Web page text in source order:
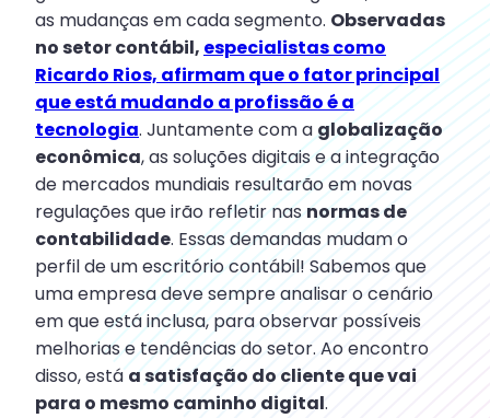
as mudanças em cada segmento. Observadas
no setor contábil, especialistas como
Ricardo Rios, afirmam que o fator principal
que está mudando a profissão é a
tecnologia. Juntamente com aglobalização
econômica, as soluções digitais e a integração
de mercados mundiais resultarão em novas
regulações que irão refletir nas normas de
contabilidade. Essas demandas mudam o
perfil de um escritório contábil! Sabemos que
uma empresa deve sempre analisar o cenário
em que está inclusa, para observar possíveis
melhorias e tendências do setor. Ao encontro
disso, está a satisfação do cliente que vai
para o mesmo caminho digital.